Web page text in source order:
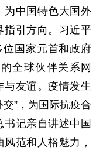
为中国特色大国外
指引方向。习近平
国家元首和政府
全球伙伴关系网
友谊。疫情发生
”，为国际抗疫合
记亲自讲述中国
范和人格魅力，